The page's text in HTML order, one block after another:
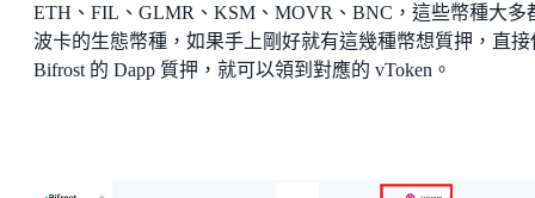
ETH、FIL、GLMR、KSM、MOVR、BNC，這些幣種大多
波卡的生態幣種，如果手上剛好就有這幾種幣想質押，直接
Bifrost 的 Dapp 質押，就可以領到對應的 vToken。